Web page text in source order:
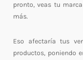
pronto, veas tu
más.
Eso afectaría tus
productos, poniendo